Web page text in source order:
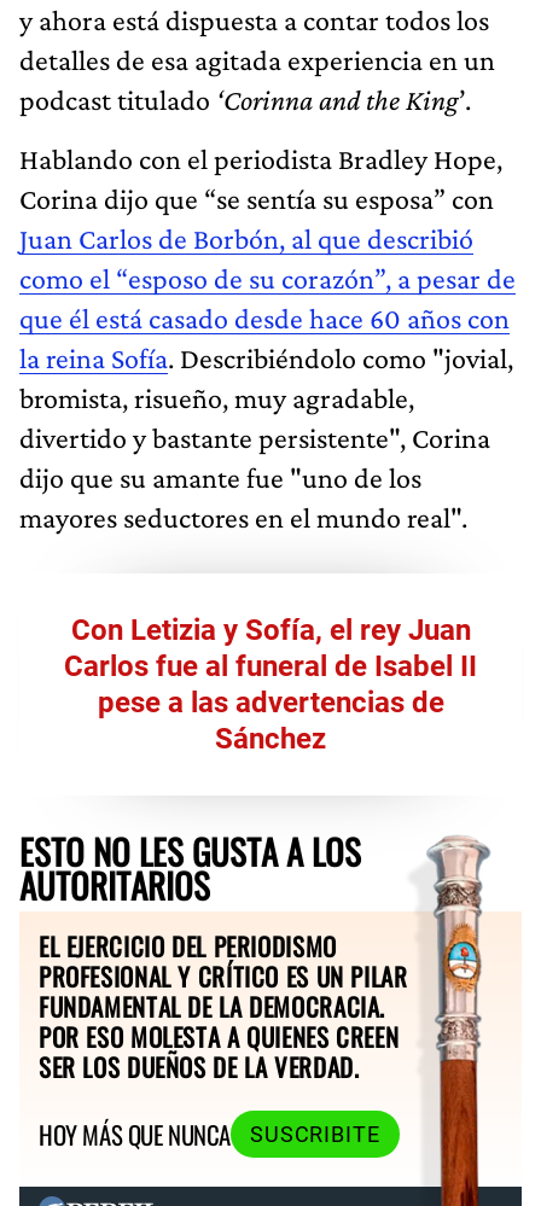
y ahora está dispuesta a contar todos los
detalles de esa agitada experiencia en un
podcast titulado ‘Corinna and the King’.
Hablando con el periodista Bradley Hope,
Corina dijo que “se sentía su esposa” con
Juan Carlos de Borbón, al que describió
como el “esposo de su corazón”, a pesar de
que él está casado desde hace 60 años con
la reina Sofía. Describiéndolo como "jovial,
bromista, risueño, muy agradable,
divertido y bastante persistente", Corina
dijo que su amante fue "uno de los
mayores seductores en el mundo real".
Con Letizia y Sofía, el rey Juan
Carlos fue al funeral de Isabel II
pese a las advertencias de
Sánchez
ESTO NO LES GUSTA A LOS
AUTORITARIOS
EL EJERCICIO DEL PERIODISMO
PROFESIONAL Y CRÍTICO ES UN PILAR
FUNDAMENTAL DE LA DEMOCRACIA.
POR ESO MOLESTA A QUIENES CREEN
SER LOS DUEÑOS DE LA VERDAD.
HOY MÁS QUE NUNCA
SUSCRIBITE